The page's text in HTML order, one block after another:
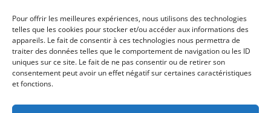
Pour offrir les meilleures expériences, nous utilisons des technologies
telles que les cookies pour stocker et/ou accéder aux informations des
appareils. Le fait de consentir à ces technologies nous permettra de
traiter des données telles que le comportement de navigation ou les ID
uniques sur ce site. Le fait de ne pas consentir ou de retirer son
consentement peut avoir un effet négatif sur certaines caractéristiques
et fonctions.
Horaires
Lundi de 8h15 à 12h
Mardi de 8h15 à 12h
Mercredi 8h15 à 12h
Jeudi de 8h15 à 12h - 16h à 18h00